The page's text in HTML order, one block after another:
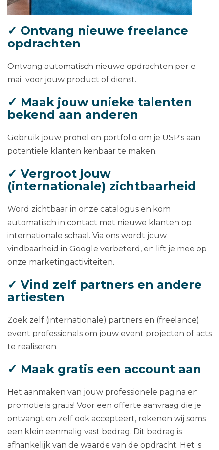
✓ Ontvang nieuwe freelance
opdrachten
Ontvang automatisch nieuwe opdrachten per e-
mail voor jouw product of dienst.
✓ Maak jouw unieke talenten
bekend aan anderen
Gebruik jouw profiel en portfolio om je USP's aan
potentiële klanten kenbaar te maken.
✓ Vergroot jouw
(internationale) zichtbaarheid
Word zichtbaar in onze catalogus en kom
automatisch in contact met nieuwe klanten op
internationale schaal. Via ons wordt jouw
vindbaarheid in Google verbeterd, en lift je mee op
onze marketingactiviteiten.
✓ Vind zelf partners en andere
artiesten
Zoek zelf (internationale) partners en (freelance)
event professionals om jouw event projecten of acts
te realiseren.
✓ Maak gratis een account aan
Het aanmaken van jouw professionele pagina en
promotie is gratis! Voor een offerte aanvraag die je
ontvangt en zelf ook accepteert, rekenen wij soms
een klein eenmalig vast bedrag. Dit bedrag is
afhankelijk van de waarde van de opdracht. Het is